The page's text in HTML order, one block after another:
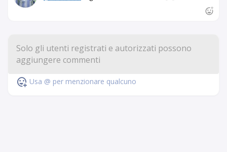
Usa @ per menzionare qualcuno